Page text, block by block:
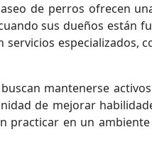
de perros ofrecen
sus dueños están
especializados,
mantenerse
de mejorar
practicar en un